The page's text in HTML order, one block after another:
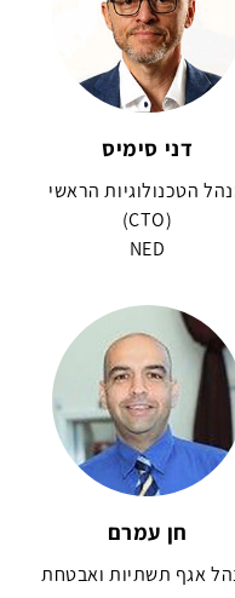
דני סימיס
הטכנולוגיות הראשי
(CTO)
NED
חן עמרם
אגף תשתיות ואבטחת